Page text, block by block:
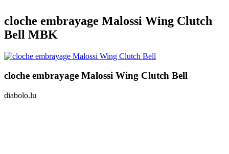
cloche embrayage Malossi Wing Clutch
Bell MBK
cloche embrayage Malossi Wing Clutch Bell
diabolo.lu